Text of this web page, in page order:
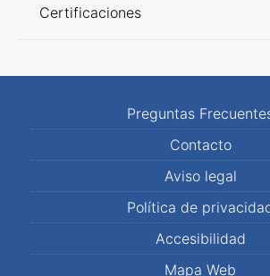
Certificaciones
Preguntas
Contacto
Aviso legal
Política de
Accesibilidad
Mapa Web